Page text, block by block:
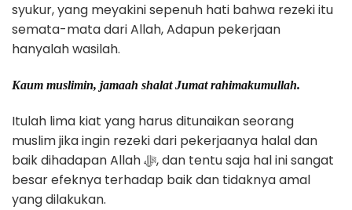
syukur, yang meyakini sepenuh hati bahwa rezeki itu
semata-mata dari Allah, Adapun pekerjaan
hanyalah wasilah.
Kaum muslimin, jamaah shalat Jumat rahimakumullah.
Itulah lima kiat yang harus ditunaikan seorang
muslim jika ingin rezeki dari pekerjaanya halal dan
baik dihadapan Allah ﷻ, dan tentu saja hal ini sangat
besar efeknya terhadap baik dan tidaknya amal
yang dilakukan.